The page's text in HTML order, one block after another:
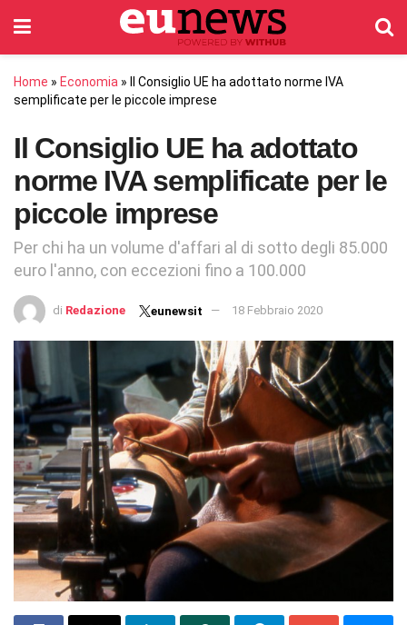
Home » Economia »
Il Consiglio UE ha adottato norme IVA
semplificate per le piccole imprese
Il Consiglio UE ha adottato
norme IVA semplificate per le
piccole imprese
Per chi ha un volume d'affari al di sotto degli 85.000
euro l'anno, con eccezioni fino a 100.000
di Redazione eunewsit 18 Febbraio 2020